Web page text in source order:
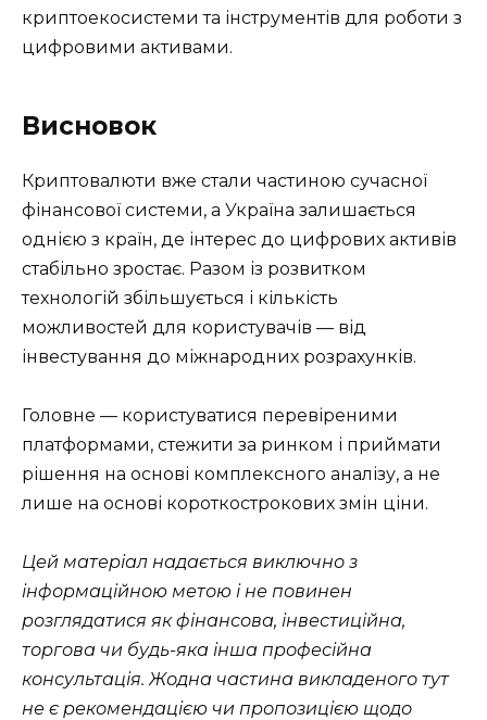
криптоекосистеми та інструментів для роботи з
цифровими активами.
Висновок
Криптовалюти вже стали частиною сучасної
фінансової системи, а Україна залишається
однією з країн, де інтерес до цифрових активів
стабільно зростає. Разом із розвитком
технологій збільшується і кількість
можливостей для користувачів — від
інвестування до міжнародних розрахунків.
Головне — користуватися перевіреними
платформами, стежити за ринком і приймати
рішення на основі комплексного аналізу, а не
лише на основі короткострокових змін ціни.
Цей матеріал надається виключно з
інформаційною метою і не повинен
розглядатися як фінансова, інвестиційна,
торгова чи будь-яка інша професійна
консультація. Жодна частина викладеного тут
не є рекомендацією чи пропозицією щодо